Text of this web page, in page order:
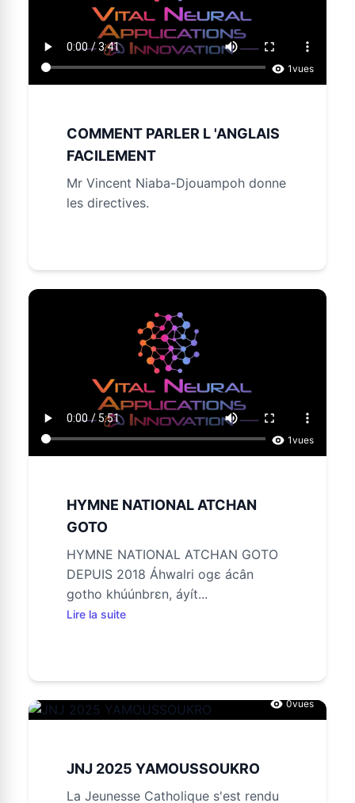
1vues
COMMENT PARLER L 'ANGLAIS
FACILEMENT
Mr Vincent Niaba-Djouampoh donne
les directives.
1vues
HYMNE NATIONAL ATCHAN
GOTO
HYMNE NATIONAL ATCHAN GOTO
DEPUIS 2018 Áhwalri ogɛ ácân
gotho khúúnbrɛn, áyít...
Lire la suite
0vues
JNJ 2025 YAMOUSSOUKRO
La Jeunesse Catholique s'est rendu